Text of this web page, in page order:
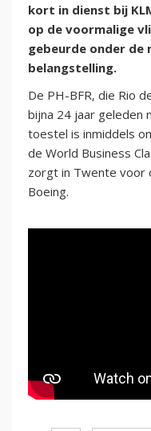
kort in dienst bij
op de voormalige
gebeurde onder de
belangstelling.
De PH-BFR, die Rio
bijna 24 jaar geleden
toestel is inmiddels
de World Business
zorgt in Twente voor
Boeing.